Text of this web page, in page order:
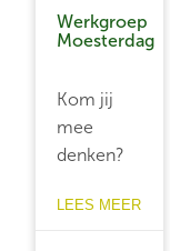
Werkgroep
Moesterdag
Kom jij
mee
denken?
LEES MEER